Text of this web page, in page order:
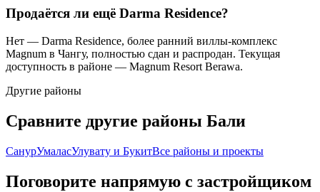
Продаётся ли ещё Darma Residence?
Нет — Darma Residence, более ранний виллы-комплекс
Magnum в Чангу, полностью сдан и распродан. Текущая
доступность в районе — Magnum Resort Berawa.
Другие районы
Сравните другие районы Бали
СанурУмаласУлувату и БукитВсе районы и проекты
Поговорите напрямую с застройщиком